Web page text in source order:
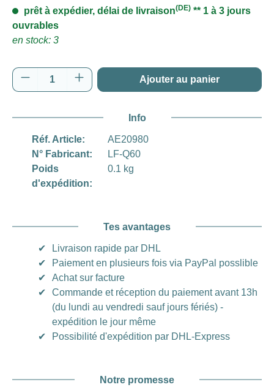
prêt à expédier, délai de livraison(DE) ** 1 à 3 jours
ouvrables
en stock: 3
Quantité de produit : Entrez la quantité
Ajouter au panier
Info
Réf. Article:
AE20980
N° Fabricant:
LF-Q60
Poids
d'expédition:
0.1 kg
Tes avantages
✔
Livraison rapide par DHL
✔
Paiement en plusieurs fois via PayPal posslible
✔
Achat sur facture
✔
Commande et réception du paiement avant 13h
(du lundi au vendredi sauf jours fériés) -
expédition le jour même
✔
Possibilité d'expédition par DHL-Express
Notre promesse